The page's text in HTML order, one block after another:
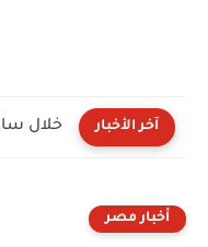
آخر الأخبار
أخبار مصر